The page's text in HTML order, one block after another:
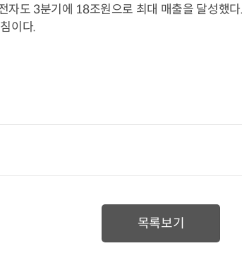
자도 3분기에 18조원으로 최대 매출을 달성했
이다.
목록보기